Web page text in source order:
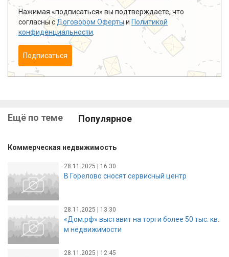
Нажимая «подписаться» вы подтверждаете, что
согласны сДоговором Оферты и Политикой
конфиденциальности
Подписаться
Ещё по теме Популярное
Коммерческая недвижимость
28.11.2025 | 16:30
В Горелово сносят сервисный центр
28.11.2025 | 13:30
«Дом.рф» выставит на торги более 50 тыс. кв.
м недвижимости
28.11.2025 | 12:45